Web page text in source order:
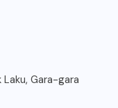
Gara-gara